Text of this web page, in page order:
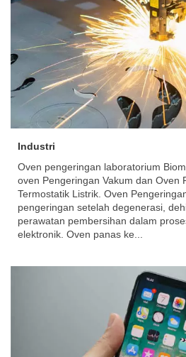
Industri
Oven pengeringan laboratorium
oven Pengeringan Vakum dan Oven
Termostatik Listrik. Oven
pengeringan setelah degenerasi,
perawatan pembersihan dalam
elektronik. Oven panas ke...